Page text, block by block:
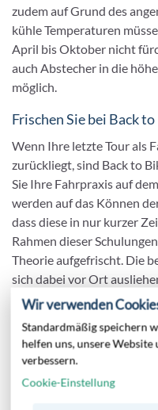
zudem auf Grund des
kühle Temperaturen
April bis Oktober nicht
auch Abstecher in die
möglich.
Frischen Sie bei Back
Wenn Ihre letzte Tour als
zurückliegt, sind Back to
Sie Ihre Fahrpraxis auf
werden auf das Können
dass diese in nur kurzer
Rahmen dieser
Theorie aufgefrischt. Die
sich dabei vor Ort
Qualität und punktet mit
Erkundungstouren durch
nehmen. Dabei zeigt
Wir verwenden
Standardmäßig speichern
helfen uns, unsere
verbessern.
Cookie-Einstellung